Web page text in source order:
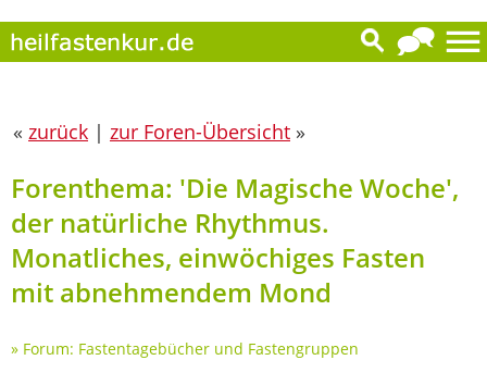
« zurück | zur Foren-Übersicht »
Forenthema: 'Die Magische Woche',
der natürliche Rhythmus.
Monatliches, einwöchiges Fasten
mit abnehmendem Mond
» Forum: Fastentagebücher und Fastengruppen